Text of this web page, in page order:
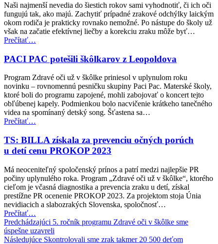
v škôlke
už
čoskoro!”
Naši najmenší nevedia do šiestich rokov sami vyhodnotiť, či ich oči
fungujú tak, ako majú. Zachytiť prípadné zrakové odchýlky laickým
okom rodiča je prakticky rovnako nemožné. Po nástupe do školy už
však na začatie efektívnej liečby a korekciu zraku môže byť…
Prečítať“Odborníci
skryté
problémy
detského
zraku.
Štartuje
8.
ročník
programu
„Zdravé
oči
už
v škôlke“”
…
PACI PAC potešili škôlkarov z Leopoldova
Program Zdravé oči už v škôlke priniesol v uplynulom roku
novinku – rovnomennú pesničku skupiny Paci Pac. Materské školy,
ktoré boli do programu zapojené, mohli zabojovať o koncert tejto
obľúbenej kapely. Podmienkou bolo nacvičenie krátkeho tanečného
videa na spomínaný detský song. Šťastena sa…
Prečítať“PACI
potešili
škôlkarov
z Leopoldova”
…
TS: BILLA získala za prevenciu očných porúch
u detí cenu PROKOP 2023
Má neoceniteľný spoločenský prínos a patrí medzi najlepšie PR
počiny uplynulého roka. Program „Zdravé oči už v škôlke“, ktorého
cieľom je včasná diagnostika a prevencia zraku u detí, získal
prestížne PR ocenenie PROKOP 2023. Za projektom stoja Únia
nevidiacich a slabozrakých Slovenska, spoločnosť…
Prečítať“TS:
BILLA
získala
za
…
Navigácia
v
Predchádzajúci 5. ročník programu Zdravé oči v škôlke sme
úspešne uzavreli
Následujúce Skontrolovali sme zrak takmer 20 500 deťom